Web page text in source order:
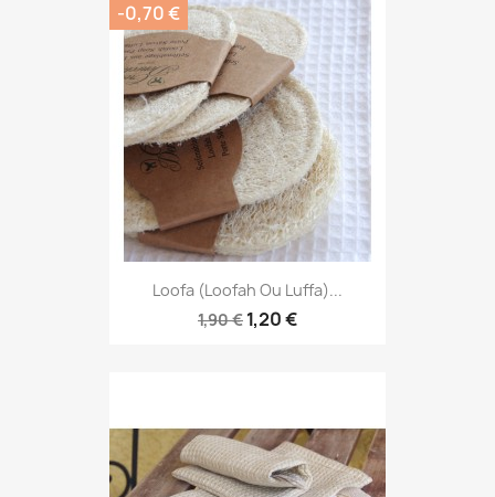
Loofa (loofah Ou Luffa)...
1,90 € 1,20 €
-0,70 €